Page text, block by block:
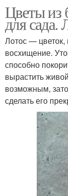
Цветы из
для сада.
Лотос —
восхищение.
способно
вырастить
возможным,
сделать его